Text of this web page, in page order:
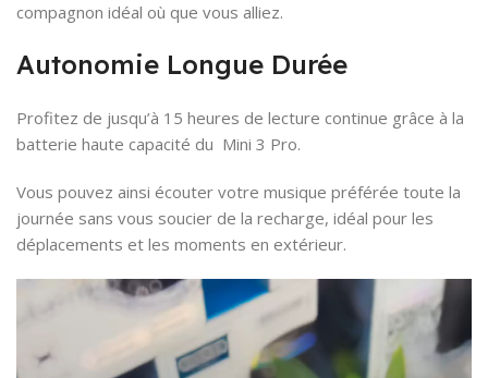
compagnon idéal où que vous alliez.
Autonomie Longue Durée
Profitez de jusqu’à 15 heures de lecture continue grâce à la
batterie haute capacité du Mini 3 Pro.
Vous pouvez ainsi écouter votre musique préférée toute la
journée sans vous soucier de la recharge, idéal pour les
déplacements et les moments en extérieur.